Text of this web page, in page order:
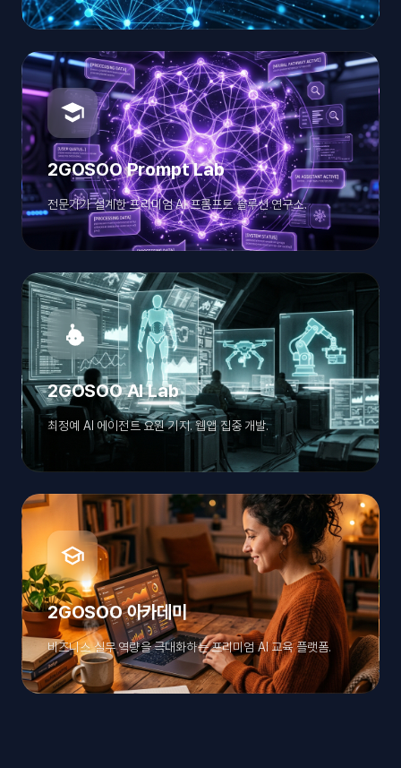
2GOSOO Prompt Lab
전문가가 설계한 프리미엄 AI 프롬프트 솔루션 연구소.
2GOSOO AI Lab
최정예 AI 에이전트 요원 기지. 웹앱 집중 개발.
2GOSOO 아카데미
비즈니스 실무 역량을 극대화하는 프리미엄 AI 교육 플랫폼.